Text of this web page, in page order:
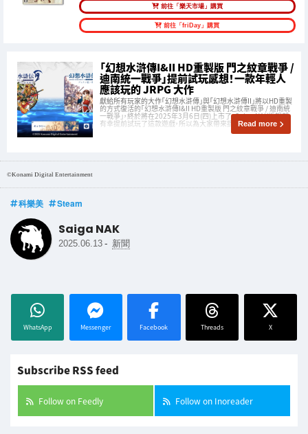
前往「樂天市場」購買
前往「friDay」購買
「幻想水滸傳I&II HD重製版 門之紋章戰爭 /
迪南統一戰爭」提前試玩感想！一款年輕人
應該玩的 JRPG 大作
獻給所有玩家的大作「幻想水滸傳」與「幻想水滸傳II」將以HD重製
的方式復活的「幻想水滸傳I&II HD重製版 門之紋章戰爭 / 迪南統
一戰爭」，終於將在2025年3月6日(四)上市了。Saiga NAK編輯部
有幸提前試玩了這款遊戲，所以為大家帶來提前試玩感想！
Read more
©Konami Digital Entertainment
科樂美 Steam
Saiga NAK
2025.06.13 - 新聞
WhatsApp Messenger Facebook Threads X
Subscribe RSS feed
Follow on Feedly Follow on Inoreader